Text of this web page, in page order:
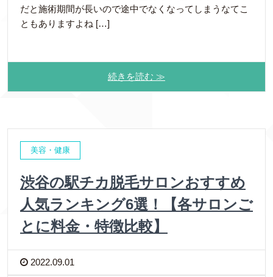
だと施術期間が長いので途中でなくなってしまうなてこ
ともありますよね […]
続きを読む ≫
美容・健康
渋谷の駅チカ脱毛サロンおすすめ
人気ランキング6選！【各サロンご
とに料金・特徴比較】
2022.09.01